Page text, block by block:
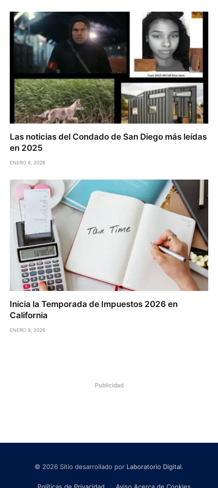
Las noticias del Condado de San Diego más leídas
en 2025
ENERO 8, 2026
Inicia la Temporada de Impuestos 2026 en
California
ENERO 8, 2026
Publicidad
© 2026 Sitio desarrollado por Laboratorio Digital.